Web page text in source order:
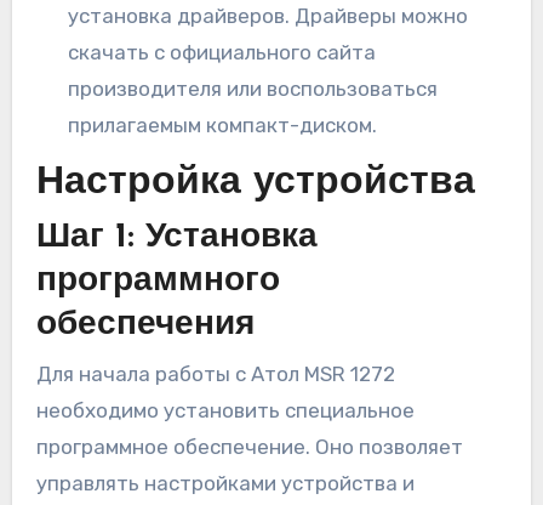
установка драйверов. Драйверы можно
скачать с официального сайта
производителя или воспользоваться
прилагаемым компакт-диском.
Настройка устройства
Шаг 1: Установка
программного
обеспечения
Для начала работы с Атол MSR 1272
необходимо установить специальное
программное обеспечение. Оно позволяет
управлять настройками устройства и